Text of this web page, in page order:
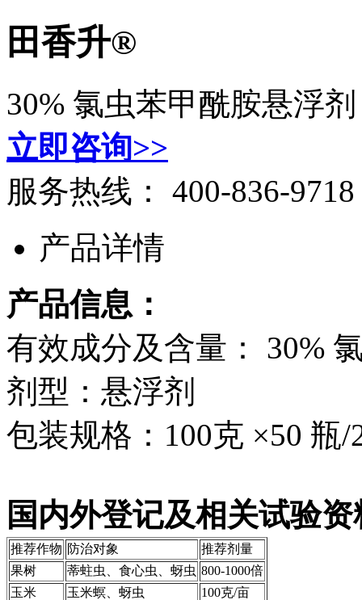
田香升®
30% 氯虫苯甲酰胺悬浮剂
立即咨询>>
服务热线： 400-836-9718
产品详情
产品信息：
有效成分及含量： 30%
剂型：悬浮剂
包装规格：100克 ×50 瓶/
国内外登记及相关试验
推荐作物 防治对象
推荐剂量
果树
蒂蛀虫、食心虫、蚜虫 800-1000倍
玉米
玉米螟、蚜虫
100克/亩